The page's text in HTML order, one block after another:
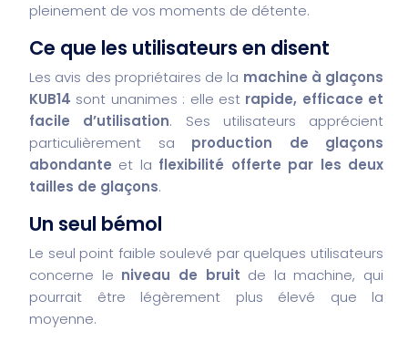
pleinement de vos moments de détente.
Ce que les utilisateurs en disent
Les avis des propriétaires de la machine à glaçons
KUB14 sont unanimes : elle est rapide, efficace et
facile d’utilisation. Ses utilisateurs apprécient
particulièrement sa production de glaçons
abondante et la flexibilité offerte par les deux
tailles de glaçons.
Un seul bémol
Le seul point faible soulevé par quelques utilisateurs
concerne le niveau de bruit de la machine, qui
pourrait être légèrement plus élevé que la
moyenne.